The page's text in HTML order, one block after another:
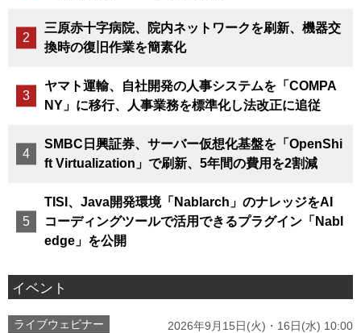
三原赤十字病院、院内ネットワークを刷新、機器交
換時の復旧作業を簡素化
ヤマト運輸、自社開発の人事システムを「COMPA
NY」に移行、人事業務を標準化し法改正に追従
SMBC日興証券、サーバー仮想化基盤を「OpenShi
ft Virtualization」で刷新、5年間の費用を2割減
TISI、Java開発環境「Nablarch」のナレッジをAI
コーディングツールで活用できるプラグイン「Nabl
edge」を公開
イベント
ライブウェビナー 2026年9月15日(火)・16日(水) 10:00